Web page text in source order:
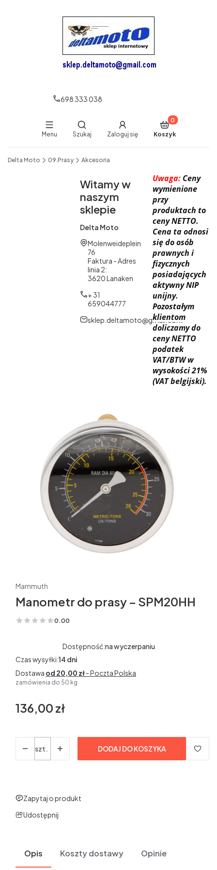
698 333 038
Menu
Otwórz wyszukiwarkę
Szukaj Zaloguj się
Produkty w
Koszyk
Delta Moto 09.Prasy Akcesoria
Witamy w
naszym
sklepie
Delta Moto
Adres:
Molenweideplein
76
Faktura - Adres
linia 2:
3620 Lanaken
+ 31
659044777
sklep.deltamoto@gmail.com
Uwaga:Ceny
wymienione
przy
produktach to
ceny NETTO.
Cena ta odnosi
się do osób
prawnych i
fizycznych
posiadających
aktywny NIP
unijny.
Pozostałym
klientom
doliczamy do
ceny NETTO
podatek
VAT/BTW w
wysokości 21%
(VAT belgijski).
Mammuth
Manometr do prasy – SPM20HH
0.00
(Oceny: 0 Recenzje: 0)
Dostępność:na wyczerpaniu
Czas wysyłki:14 dni
Dostawa od 20,00 zł- Poczta Polska
zamówienia do 50 kg
Cena
136,00 zł
bez VAT
szt.
DODAJ DO KOSZYKA
Zapytaj o produkt
Udostępnij
Opis Koszty dostawy Opinie